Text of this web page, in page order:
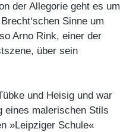
der Allegorie geht es um
Sinne um
Arno Rink, einer der
über sein
und Heisig und war
eines malerischen Stils
»Leipziger Schule«